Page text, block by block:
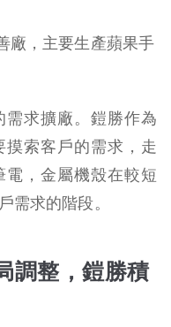
廠，主要生產蘋果手
需求擴廠。鎧勝作為
索客戶的需求，走
，金屬機殼在較短
需求的階段。
調整，鎧勝積